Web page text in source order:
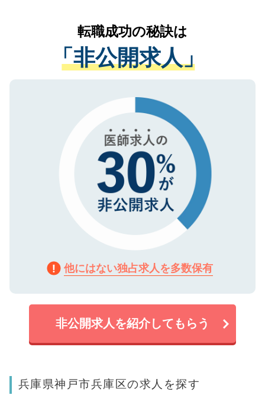
は、個人情報の取り扱いについての厳密な
管理基準を満たした事業者のみに付与され
る、プライバシーマークを取得済みです。
で、機密保持に関してもご安心ください。
かがいして、現在の医療機関の状況や紹介
経験をまじえながら、適切なアドバイスを
させていただきます。すぐにご転職をされ
ない方には、長期的なサポートが可能です
ので、まずはご登録ください。
転職成功の秘訣は
「非公開求人」
他にはない独占求人を多数保有
非公開求人を紹介してもらう
兵庫県神戸市兵庫区の求人を探す